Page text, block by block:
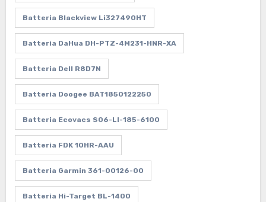
Batteria Blackview Li327490HT
Batteria DaHua DH-PTZ-4M231-HNR-XA
Batteria Dell R8D7N
Batteria Doogee BAT1850122250
Batteria Ecovacs S06-LI-185-6100
Batteria FDK 10HR-AAU
Batteria Garmin 361-00126-00
Batteria Hi-Target BL-1400